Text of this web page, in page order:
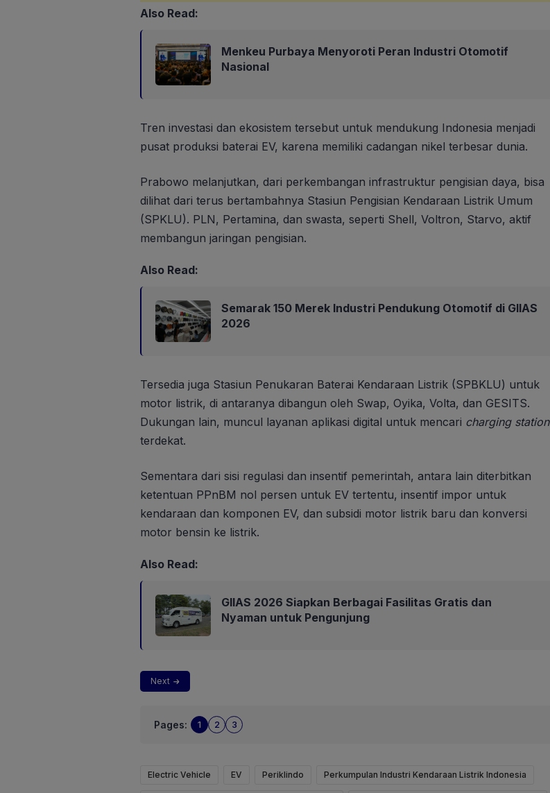
Also Read:
Menkeu Purbaya Menyoroti Peran Industri Otomotif
Nasional
Tren investasi dan ekosistem tersebut untuk mendukung Indonesia menjadi
pusat produksi baterai EV, karena memiliki cadangan nikel terbesar dunia.
Prabowo melanjutkan, dari perkembangan infrastruktur pengisian daya, bisa
dilihat dari terus bertambahnya Stasiun Pengisian Kendaraan Listrik Umum
(SPKLU). PLN, Pertamina, dan swasta, seperti Shell, Voltron, Starvo, aktif
membangun jaringan pengisian.
Also Read:
Semarak 150 Merek Industri Pendukung Otomotif di GIIAS
2026
Tersedia juga Stasiun Penukaran Baterai Kendaraan Listrik (SPBKLU) untuk
motor listrik, di antaranya dibangun oleh Swap, Oyika, Volta, dan GESITS.
Dukungan lain, muncul layanan aplikasi digital untuk mencari charging station
terdekat.
Sementara dari sisi regulasi dan insentif pemerintah, antara lain diterbitkan
ketentuan PPnBM nol persen untuk EV tertentu, insentif impor untuk
kendaraan dan komponen EV, dan subsidi motor listrik baru dan konversi
motor bensin ke listrik.
Also Read:
GIIAS 2026 Siapkan Berbagai Fasilitas Gratis dan
Nyaman untuk Pengunjung
Next
Pages: 1 2 3
Electric Vehicle EV Periklindo Perkumpulan Industri Kendaraan Listrik Indonesia